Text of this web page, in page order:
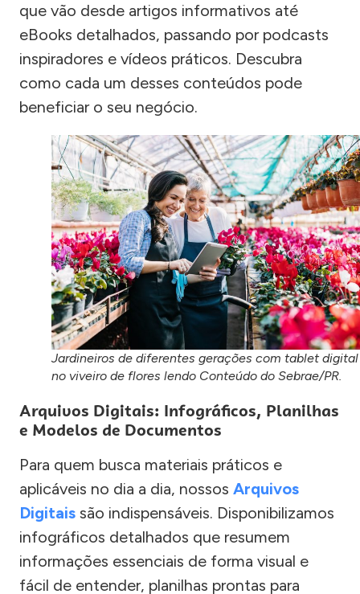
que vão desde artigos informativos até
eBooks detalhados, passando por podcasts
inspiradores e vídeos práticos. Descubra
como cada um desses conteúdos pode
beneficiar o seu negócio.
Jardineiros de diferentes gerações com tablet digital
no viveiro de flores lendo Conteúdo do Sebrae/PR.
Arquivos Digitais: Infográficos, Planilhas
e Modelos de Documentos
Para quem busca materiais práticos e
aplicáveis no dia a dia, nossos Arquivos
Digitais são indispensáveis. Disponibilizamos
infográficos detalhados que resumem
informações essenciais de forma visual e
fácil de entender, planilhas prontas para